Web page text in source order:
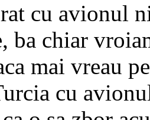
cu avionul
ba chiar
mai vreau
cu